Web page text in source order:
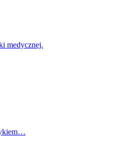
medycznej.